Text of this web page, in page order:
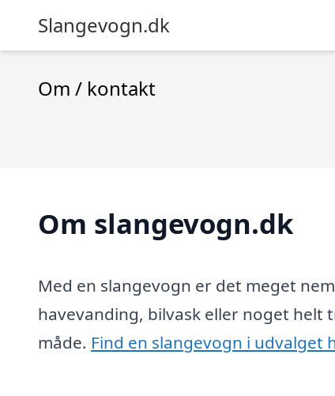
Slangevogn.dk
Om / kontakt
Om slangevogn.dk
Med en slangevogn er det meget
havevanding, bilvask eller noget helt
måde. Find en slangevogn i udvalget